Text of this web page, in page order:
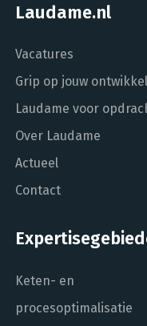
Laudame.nl
Vacatures
Grip op jouw
Laudame voor
Over Laudame
Actueel
Contact
Keten- en
procesoptimalisatie